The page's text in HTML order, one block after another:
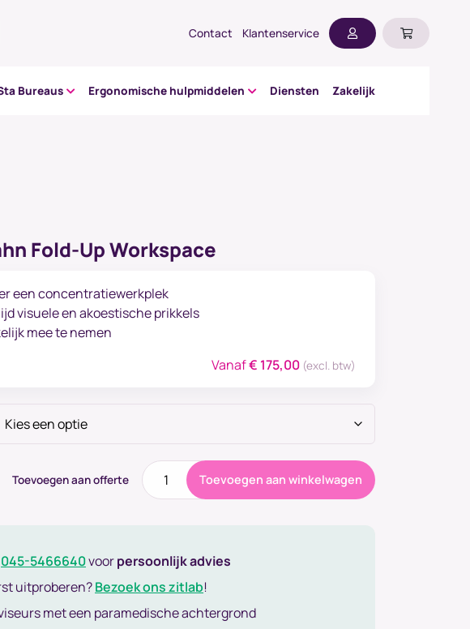
Contact Klantenservice
Bureaus Ergonomische hulpmiddelen Diensten Zakelijk
Fold-Up Workspace
een concentratiewerkplek
visuele en akoestische prikkels
mee te nemen
Vanaf€ 175,00 (excl. btw)
Toevoegen aan offerte
Wilkhahn
Fold-
Up
Toevoegen aan winkelwagen
045-5466640voorpersoonlijk advies
uitproberen?Bezoek ons zitlab!
met een paramedische achtergrond